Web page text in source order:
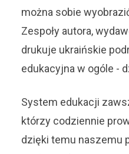
można sobie
Zespoły autora,
drukuje ukraińskie
edukacyjna w ogóle -
System edukacji
którzy codziennie
dzięki temu naszemu